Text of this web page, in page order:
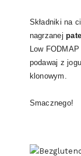
Składniki na
nagrzanej
Low
podawaj z
klonowym.
Smacznego!